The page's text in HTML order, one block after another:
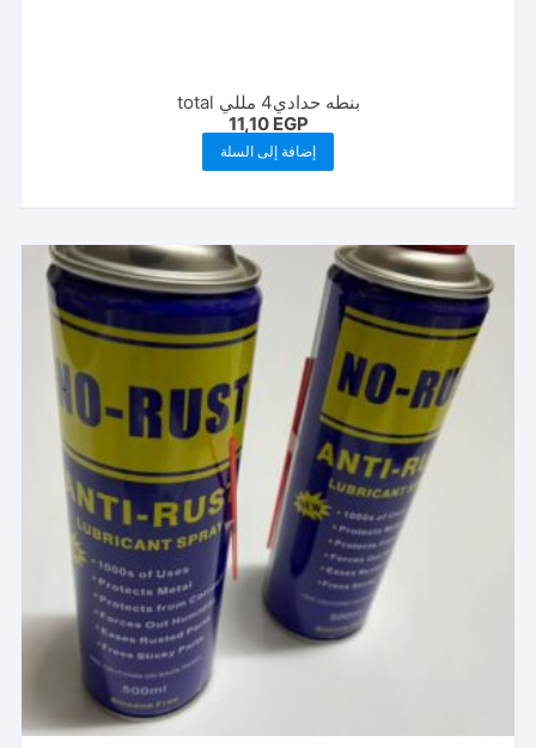
بنطه حدادي4 مللي total
11,10 EGP
إضافة إلى السلة